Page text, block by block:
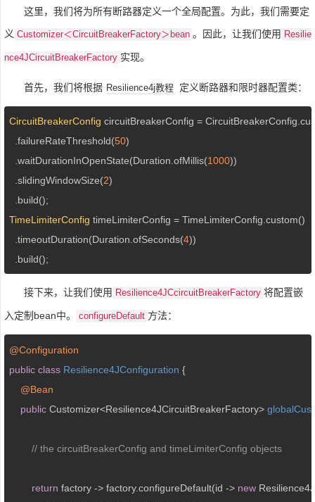
这里，我们将为所有断路器定义一个全局配置。为此，我们需要定
义 Customizer＜CircuitBreakerFactory＞bean 。因此，让我们使用 Resilie
nce4JCircuitBreakerFactory 实现。
首先，我们将根据 Resilience4j教程 定义断路器和限时器配置类：
CircuitBreakerConfig circuitBreakerConfig =
  .failureRateThreshold(
50)
  .waitDurationInOpenState(Duration.ofMillis(
1000))
  .slidingWindowSize(
2)
TimeLimiterConfig timeLimiterConfig = TimeLimiterConfig.custom()
  .timeoutDuration(Duration.ofSeconds(
4))
  .build();
接下来，让我们使用 Resilience4JCcircuitBreakerFactory 将配置嵌
入定制bean中。 configureDefault 方法：
@Configuration
public class Resilience4JConfiguration {
@Bean
public Customizer<Resilience4JCircuitBreakerFactory>
// the circuitBreakerConfig and timeLimiterConfig objects
return factory -> factory.configureDefault(id -> new